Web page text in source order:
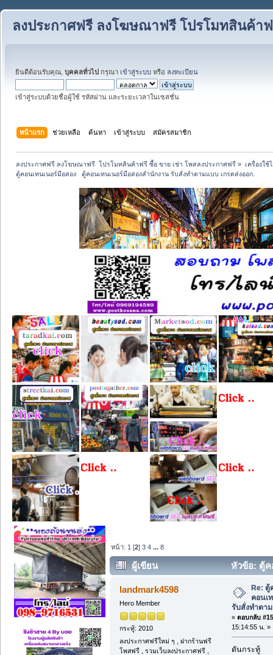
ลงประกาศฟรี ลงโฆษณาฟรี โปรโมทสินค้า
ยินดีต้อนรับคุณ, บุคคลทั่วไป กรุณา เข้าสู่ระบบ หรือ ลงทะเบียน
เข้าสู่ระบบด้วยชื่อผู้ใช้ รหัสผ่าน และระยะเวลาในเซสชั่น
หน้าแรก ช่วยเหลือ ค้นหา เข้าสู่ระบบ สมัครสมาชิก
ลงประกาศฟรี ลงโฆษณาฟรี  โปรโมทสินค้าฟรี ซื้อ ขาย เช่า โพสลงประกาศฟรี » เครื่องใ
ตู้คอนเทนเนอร์มือสอง   ตู้คอนเทนเนอร์มือสองสำนักงาน รับสั่งทำตามแบบ เกรดส่งออก.
หน้า: 1 [2]3 4 ...8
ผู้เขียน
หัวข้อ: ตู้ค
รับสั่งทำตามแบบ เกรดส่งออก. (อ่าน
landmark4598
Hero Member
กระทู้: 2010
ลงประกาศฟรีใหม่ ๆ , ฝากร้านฟรี
โพสฟรี , รวมเว็บลงประกาศฟรี ,
Re: ตู้
คอนเ
รับสั่งทำตา
« ตอบกลับ
15:14:55 น. »
ดันกระทู้